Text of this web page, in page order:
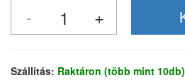
Szállítás: Raktáron (több mint 10db)